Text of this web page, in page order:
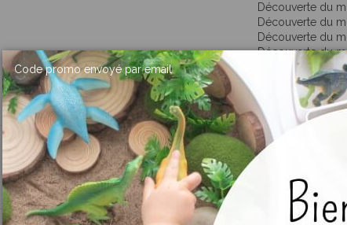
Découverte du
Découverte du
Découverte du
Découverte du
Développement
Langage :
Langage :
Science :
Figurines
Jeu Jouet
CollectA
Code promo envoyé par email